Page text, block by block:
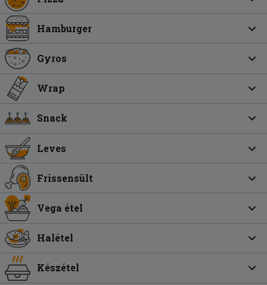
Hamburger
Gyros
Wrap
Snack
Leves
Frissensült
Vega étel
Halétel
Készétel